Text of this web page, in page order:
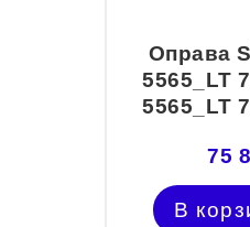
Оправа
5565_LT
5565_LT
75
В